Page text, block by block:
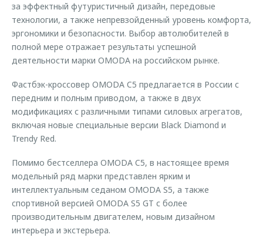
за эффектный футуристичный дизайн, передовые
технологии, а также непревзойденный уровень комфорта,
эргономики и безопасности. Выбор автолюбителей в
полной мере отражает результаты успешной
деятельности марки OMODA на российском рынке.
Фастбэк-кроссовер OMODA C5 предлагается в России с
передним и полным приводом, а также в двух
модификациях с различными типами силовых агрегатов,
включая новые специальные версии Black Diamond и
Trendy Red.
Помимо бестселлера OMODA C5, в настоящее время
модельный ряд марки представлен ярким и
интеллектуальным седаном OMODA S5, а также
спортивной версией OMODA S5 GT с более
производительным двигателем, новым дизайном
интерьера и экстерьера.